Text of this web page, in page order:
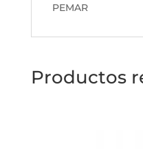
PEMAR
Productos